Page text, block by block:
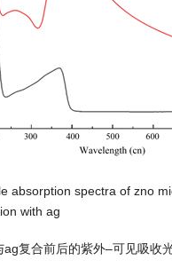
absorption spectra of zno
with ag
ag复合前后的紫外–可见吸收